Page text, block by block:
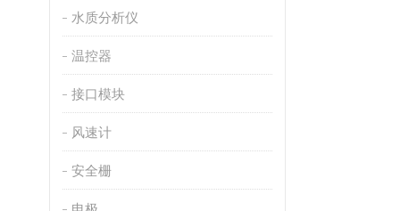
水质分析仪
温控器
接口模块
风速计
安全栅